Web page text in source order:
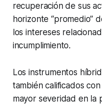
recuperación de sus
horizonte “promedio”
los intereses
incumplimiento.
Los instrumentos
también calificados con
mayor severidad en la